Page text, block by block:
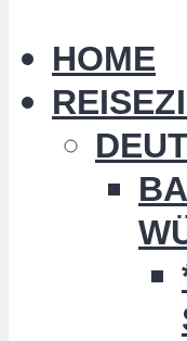
HOME